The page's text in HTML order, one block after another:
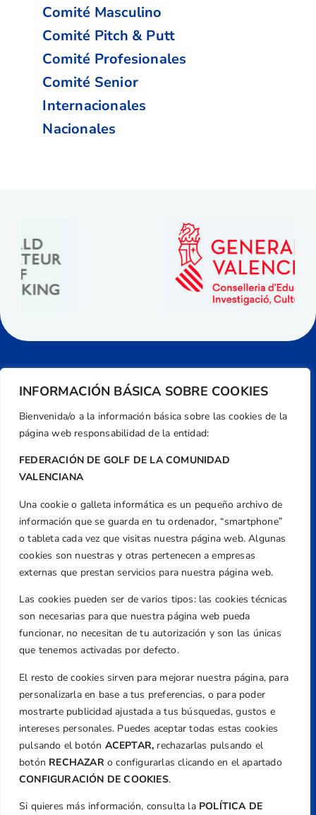
INFORMACIÓN BÁSICA SOBRE COOKIES
Bienvenida/o a la información básica sobre las cookies de la
página web responsabilidad de la entidad:
FEDERACIÓN DE GOLF DE LA COMUNIDAD
VALENCIANA
Una cookie o galleta informática es un pequeño archivo de
información que se guarda en tu ordenador, “smartphone”
o tableta cada vez que visitas nuestra página web. Algunas
cookies son nuestras y otras pertenecen a empresas
externas que prestan servicios para nuestra página web.
Las cookies pueden ser de varios tipos: las cookies técnicas
son necesarias para que nuestra página web pueda
funcionar, no necesitan de tu autorización y son las únicas
que tenemos activadas por defecto.
El resto de cookies sirven para mejorar nuestra página, para
personalizarla en base a tus preferencias, o para poder
mostrarte publicidad ajustada a tus búsquedas, gustos e
intereses personales. Puedes aceptar todas estas cookies
pulsando el botón ACEPTAR, rechazarlas pulsando el
botón RECHAZARo configurarlas clicando en el apartado
CONFIGURACIÓN DE COOKIES.
Si quieres más información, consulta la POLÍTICA DE
Comité Masculino
Comité Pitch & Putt
Comité Profesionales
Comité Senior
Internacionales
Nacionales
Dirección
Centre de L´Esport, Carrer d'Isaac Peral i
Caballero, Nº 5, Despachos 2 y 3, 46980,
Valencia
Teléfono
+34 961 367 799
Email
federacion@golfcv.com
Aviso Legal
Política de Privacidad
Transparencia
Normativa
Federación